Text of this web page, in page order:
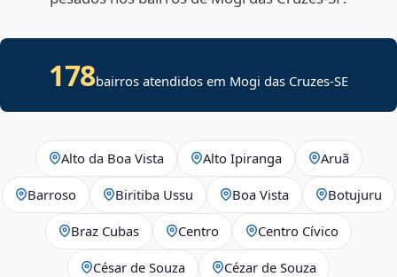
178bairros atendidos em Mogi das Cruzes-SE
Alto da Boa Vista Alto Ipiranga Aruã
Barroso Biritiba Ussu Boa Vista Botujuru
Braz Cubas Centro Centro Cívico
César de Souza Cézar de Souza